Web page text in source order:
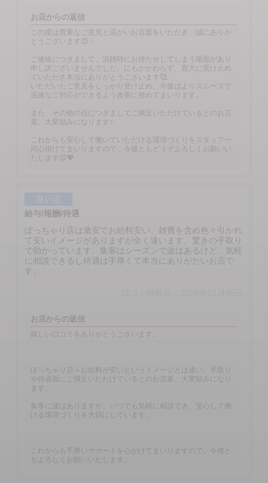
お店からの返信
この度は貴重なご意見と温かいお言葉をいただき、誠にありが
とうございます😊✨
ご連絡につきまして、混雑時にお待たせしてしまう場面があり
申し訳ございませんでした。にもかかわらず、寛大に受け止め
ていただき本当にありがとうございます🥰
いただいたご意見をしっかり受け止め、今後はよりスムーズで
迅速なご対応ができるよう改善に努めてまいります。
また、その他の点につきましてご満足いただけているとのお言
葉、大変励みになります✨
これからも安心して働いていただける環境づくりをスタッフ一
同心掛けてまいりますので、今後ともどうぞよろしくお願いい
たします😊💖
給与/報酬/待遇
ぽっちゃり店は激安でお給料安い、雑費を含め色々引かれ
て安いイメージがありますが全く違います。驚きの手取り
で助かっています。集客はシーズンで波はあるけど、気軽
に相談できるし待遇は手厚くて本当にありがたいお店で
す。
お店からの返信
嬉しい口コミをありがとうございます。
ぽっちゃり店＝お給料が安いというイメージとは違い、手取り
や待遇面にご満足いただけているとのお言葉、大変励みになり
ます。
集客に波はありますが、いつでも気軽に相談でき、安心して働
ける環境づくりを大切にしています。
これからも手厚いサポートを心がけてまいりますので、今後と
もよろしくお願いいたします。